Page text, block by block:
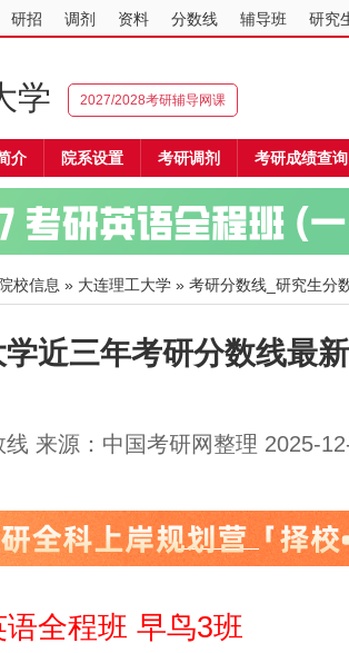
研招 调剂 资料 分数线 辅导班 研究
学 2027/2028考研辅导网课
介 院系设置 考研调剂 考研成绩查询
院校信息 » 大连理工大学 » 考研分数线_研究生分
近三年考研分数线最
线 来源：中国考研网整理 2025-
全程班 早鸟3班